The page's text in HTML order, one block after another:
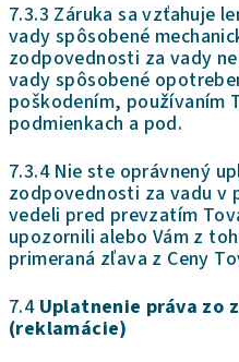
7.3.3 Záruka sa vzťahuje
vady spôsobené
zodpovednosti za vady
vady spôsobené
poškodením, používaním
podmienkach a pod.
7.3.4 Nie ste oprávnený
zodpovednosti za vadu v
vedeli pred prevzatím
upozornili alebo Vám z
primeraná zľava z Ceny
7.4Uplatnenie práva zo
(reklamácie)